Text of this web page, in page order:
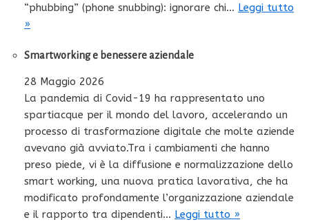
“phubbing” (phone snubbing): ignorare chi… Leggi tutto
»
Smartworking e benessere aziendale
28 Maggio 2026
La pandemia di Covid-19 ha rappresentato uno
spartiacque per il mondo del lavoro, accelerando un
processo di trasformazione digitale che molte aziende
avevano già avviato.Tra i cambiamenti che hanno
preso piede, vi è la diffusione e normalizzazione dello
smart working, una nuova pratica lavorativa, che ha
modificato profondamente l’organizzazione aziendale
e il rapporto tra dipendenti… Leggi tutto »